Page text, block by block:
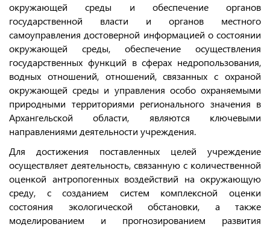
окружающей среды и обеспечение органов
государственной власти и органов местного
самоуправления достоверной информацией о состоянии
окружающей среды, обеспечение осуществления
государственных функций в сферах недропользования,
водных отношений, отношений, связанных с охраной
окружающей среды и управления особо охраняемыми
природными территориями регионального значения в
Архангельской области, являются ключевыми
направлениями деятельности учреждения.
Для достижения поставленных целей учреждение
осуществляет деятельность, связанную с количественной
оценкой антропогенных воздействий на окружающую
среду, с созданием систем комплексной оценки
состояния экологической обстановки, а также
моделированием и прогнозированием развития